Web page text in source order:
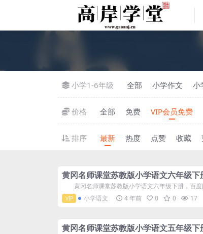
小学1-6年级 全部 小学作文 小
价格 全部 免费 VIP会员免费
排序 最新 热度 点赞 收藏
黄冈名师课堂苏教版小学语文六年级下
黄冈名师课堂苏教版小学语文六年级下册，百度
VIP 小学语文 4 年前 0 0 17
黄冈名师课堂苏教版小学语文五年级下